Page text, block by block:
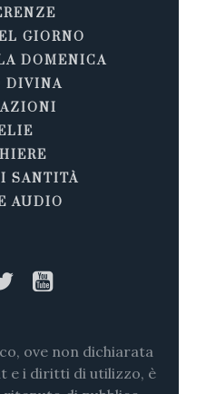
GIORNO
DOMENICA
DIVINA
SANTITÀ
AUDIO
ove non dichiarata
e i diritti di utilizzo, è